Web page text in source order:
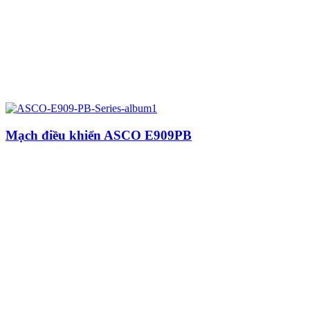
Mạch điều khiển ASCO E909PB